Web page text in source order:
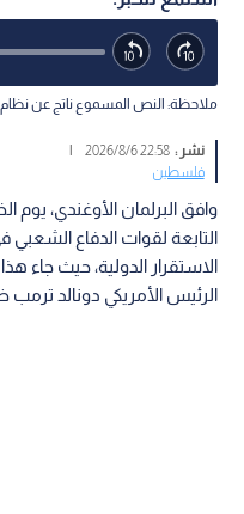
ملاحظة: النص المسموع ناتج عن نظام
نشر :22:58 2026/8/6
|
فلسطين
وافق البرلمان الأوغندي،
التابعة لقوات الدفاع
الاستقرار الدولية، حيث جاء
الرئيس الأمريكي دونالد